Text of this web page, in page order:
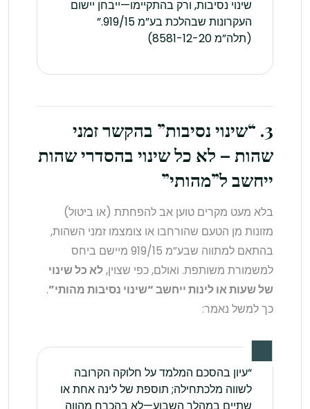
שינוי נסיבות, ורק בהתקיימו—ייבחן יישום
העקרונות שבהלכת בע”מ 919/15.”
(תלה”מ 8581-12-20)
3. “שינוי נסיבות” בהקשר זמני
שהות – לא כל שינוי בהסדרי שהות
ייחשב ל”מהותי”
בלא מעט מקרים טוען אב להפחתת (או ביטול)
מזונות מן הטעם שהורחבו או צומצמו זמני השהות,
בהתאם למתווה שבע”מ 919/15 מיישם ביחס
למשמורת משותפת. ואולם, כפי שצוין,לא כל שינוי
של שעות או לינות ייחשב “שינוי נסיבות מהותי”.
כך למשל נאמר:
“עיון בהסכם המלמד על חלוקה הקרובה
לשווה מלכתחילה; תוספת של לינה אחת או